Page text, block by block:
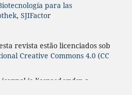
para las
, SJIFactor
revista estão licenciados sob
Creative Commons 4.0 (CC
is licensed under a
Internacional